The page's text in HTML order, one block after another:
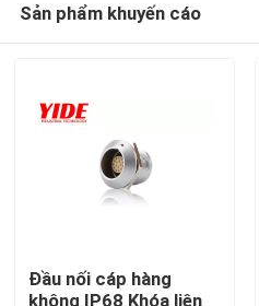
Sản phẩm khuyến cáo
Đầu nối cáp hàng
không IP68 Khóa liên